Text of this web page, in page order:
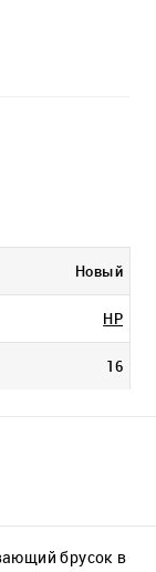
Новый
HP
16
брусок в